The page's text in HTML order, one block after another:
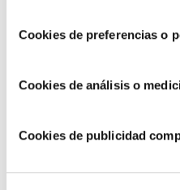
Cookies de preferencias o
Cookies de análisis o
Cookies de publicidad
10 Beneficios de las